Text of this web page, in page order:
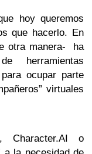
hoy queremos
que hacerlo. En
otra manera- ha
herramientas
ocupar parte
virtuales
Character.AI o